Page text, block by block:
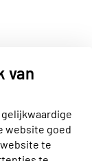
van
website goed
te